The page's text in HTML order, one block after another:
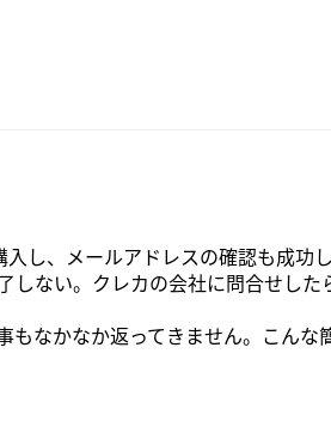
し、メールアドレスの確認も成功
しない。クレカの会社に問合せし
もなかなか返ってきません。こん